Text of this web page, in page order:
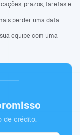
prazos, tarefas e
perder uma data
equipe com uma
de crédito.